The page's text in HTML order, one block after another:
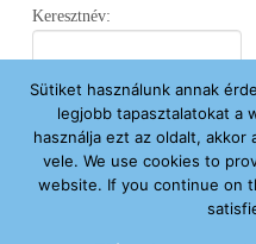
Keresztnév:
Email:
Elfogadom az Adatvédelmi
Sütiket használunk annak
legjobb tapasztalatokat a
használja ezt az oldalt,
vele. We use cookies to
website. If you continue on